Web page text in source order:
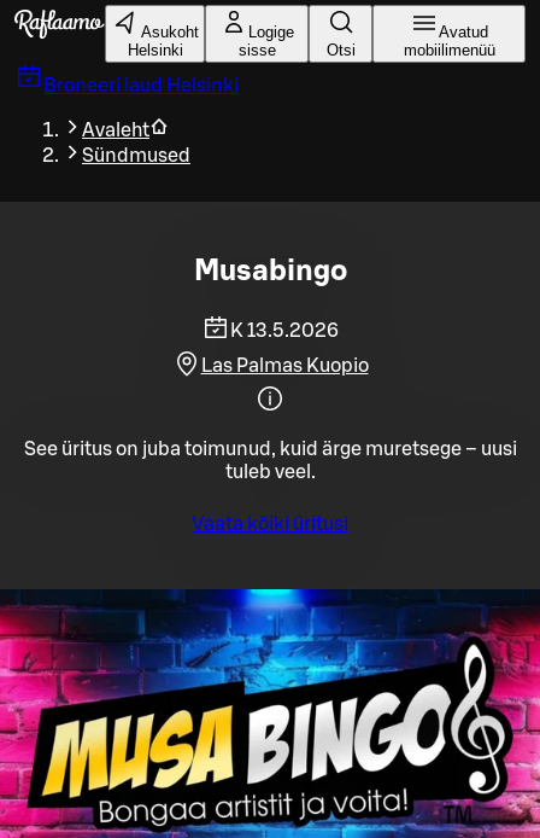
Liigu peamise sisu juurde
Asukoht
Helsinki
Logige
sisse
Otsi
Avatud
mobiilimenüü
Broneeri laud Helsinki
Avaleht
Sündmused
Musabingo
K 13.5.2026
Las Palmas Kuopio
See üritus on juba toimunud, kuid ärge muretsege – uusi
tuleb veel.
Vaata kõiki üritusi